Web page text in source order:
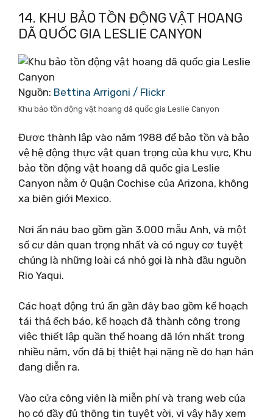
14. KHU BẢO TỒN ĐỘNG VẬT HOANG
DÃ QUỐC GIA LESLIE CANYON
Nguồn: Bettina Arrigoni / Flickr
Khu bảo tồn động vật hoang dã quốc gia Leslie Canyon
Được thành lập vào năm 1988 để bảo tồn và bảo
vệ hệ động thực vật quan trọng của khu vực, Khu
bảo tồn động vật hoang dã quốc gia Leslie
Canyon nằm ở Quận Cochise của Arizona, không
xa biên giới Mexico.
Nơi ẩn náu bao gồm gần 3.000 mẫu Anh, và một
số cư dân quan trọng nhất và có nguy cơ tuyệt
chủng là những loài cá nhỏ gọi là nhà đầu nguồn
Rio Yaqui.
Các hoạt động trú ẩn gần đây bao gồm kế hoạch
tái thả ếch báo, kế hoạch đã thành công trong
việc thiết lập quần thể hoang dã lớn nhất trong
nhiều năm, vốn đã bị thiệt hại nặng nề do hạn hán
đang diễn ra.
Vào cửa công viên là miễn phí và trang web của
họ có đầy đủ thông tin tuyệt vời, vì vậy hãy xem